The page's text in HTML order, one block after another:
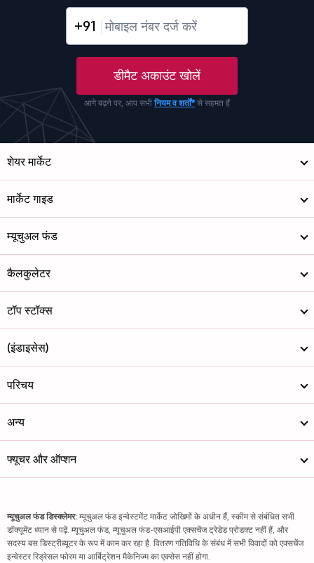
+91
डीमैट अकाउंट खोलें
आगे बढ़ने पर, आप सभी नियम व शर्तों*से सहमत हैं
शेयर मार्केट
मार्केट गाइड
म्यूचुअल फंड
कैलकुलेटर
टॉप स्टॉक्स
(इंडाइसेस)
परिचय
अन्य
फ्यूचर और ऑप्शन
म्यूचुअल फंड डिस्क्लेमर: म्यूचुअल फंड इन्वेस्टमेंट मार्केट जोखिमों के अधीन हैं, स्कीम से संबंधित सभी
डॉक्यूमेंट ध्यान से पढ़ें. म्यूचुअल फंड, म्यूचुअल फंड-एसआईपी एक्सचेंज ट्रेडेड प्रोडक्ट नहीं हैं, और
सदस्य बस डिस्ट्रीब्यूटर के रूप में काम कर रहा है. वितरण गतिविधि के संबंध में सभी विवादों को एक्सचेंज
इन्वेस्टर रिड्रेसल फोरम या आर्बिट्रेशन मैकेनिज्म का एक्सेस नहीं होगा.